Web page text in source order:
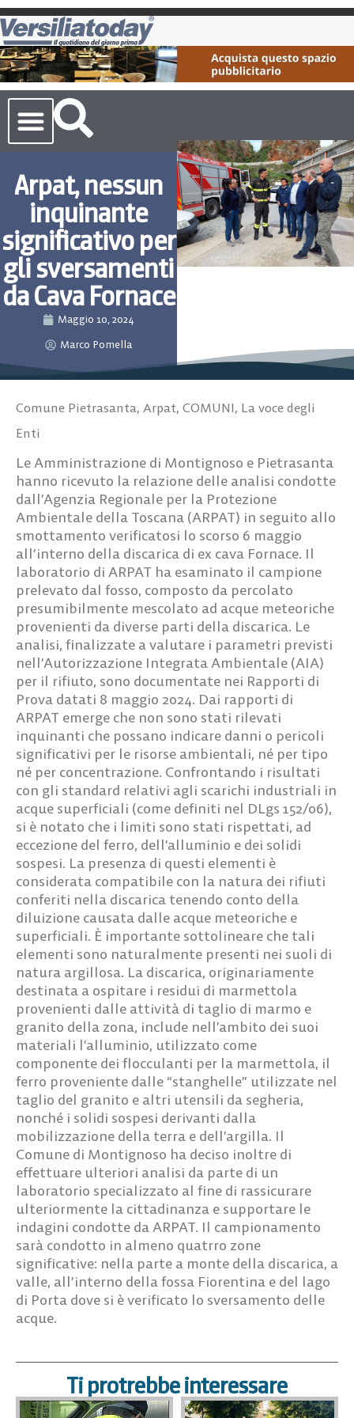
Arpat, nessun
inquinante
significativo per
gli sversamenti
da Cava Fornace
Maggio 10, 2024
Marco Pomella
Comune Pietrasanta, Arpat, COMUNI, La voce degli
Enti
Le Amministrazione di Montignoso e Pietrasanta
hanno ricevuto la relazione delle analisi condotte
dall’Agenzia Regionale per la Protezione
Ambientale della Toscana (ARPAT) in seguito allo
smottamento verificatosi lo scorso 6 maggio
all’interno della discarica di ex cava Fornace. Il
laboratorio di ARPAT ha esaminato il campione
prelevato dal fosso, composto da percolato
presumibilmente mescolato ad acque meteoriche
provenienti da diverse parti della discarica. Le
analisi, finalizzate a valutare i parametri previsti
nell’Autorizzazione Integrata Ambientale (AIA)
per il rifiuto, sono documentate nei Rapporti di
Prova datati 8 maggio 2024. Dai rapporti di
ARPAT emerge che non sono stati rilevati
inquinanti che possano indicare danni o pericoli
significativi per le risorse ambientali, né per tipo
né per concentrazione. Confrontando i risultati
con gli standard relativi agli scarichi industriali in
acque superficiali (come definiti nel DLgs 152/06),
si è notato che i limiti sono stati rispettati, ad
eccezione del ferro, dell’alluminio e dei solidi
sospesi. La presenza di questi elementi è
considerata compatibile con la natura dei rifiuti
conferiti nella discarica tenendo conto della
diluizione causata dalle acque meteoriche e
superficiali. È importante sottolineare che tali
elementi sono naturalmente presenti nei suoli di
natura argillosa. La discarica, originariamente
destinata a ospitare i residui di marmettola
provenienti dalle attività di taglio di marmo e
granito della zona, include nell’ambito dei suoi
materiali l’alluminio, utilizzato come
componente dei flocculanti per la marmettola, il
ferro proveniente dalle “stanghelle” utilizzate nel
taglio del granito e altri utensili da segheria,
nonché i solidi sospesi derivanti dalla
mobilizzazione della terra e dell’argilla. Il
Comune di Montignoso ha deciso inoltre di
effettuare ulteriori analisi da parte di un
laboratorio specializzato al fine di rassicurare
ulteriormente la cittadinanza e supportare le
indagini condotte da ARPAT. Il campionamento
sarà condotto in almeno quatrro zone
significative: nella parte a monte della discarica, a
valle, all’interno della fossa Fiorentina e del lago
di Porta dove si è verificato lo sversamento delle
acque.
Ti protrebbe interessare